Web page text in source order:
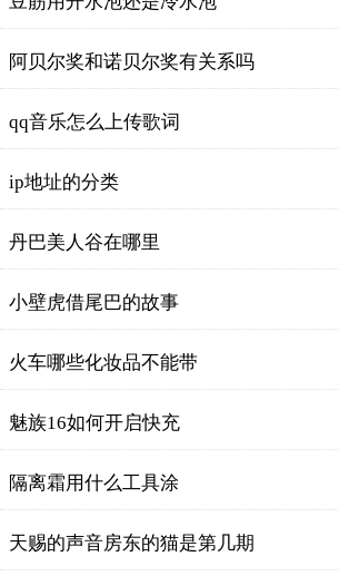
阿贝尔奖和诺贝尔奖有关系吗
qq音乐怎么上传歌词
ip地址的分类
丹巴美人谷在哪里
小壁虎借尾巴的故事
火车哪些化妆品不能带
魅族16如何开启快充
隔离霜用什么工具涂
天赐的声音房东的猫是第几期